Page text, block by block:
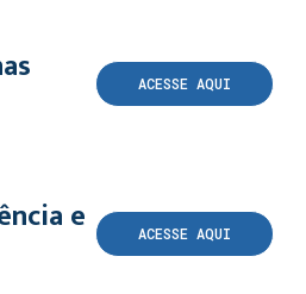
ACESSE AQUI
e ACESSE AQUI